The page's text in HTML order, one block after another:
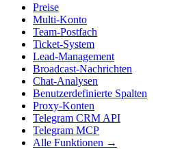
Preise
Multi-Konto
Team-Postfach
Ticket-System
Lead-Management
Broadcast-Nachrichten
Chat-Analysen
Benutzerdefinierte Spalten
Proxy-Konten
Telegram CRM API
Telegram MCP
Alle Funktionen →